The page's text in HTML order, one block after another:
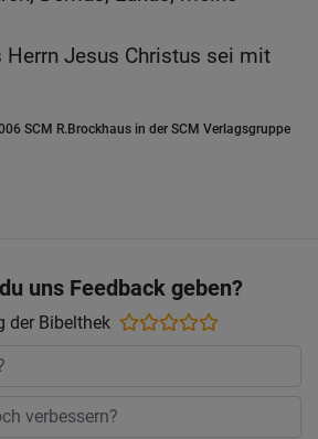
Herrn Jesus Christus sei mit
SCM R.Brockhaus in der SCM Verlagsgruppe
uns Feedback geben?
der Bibelthek